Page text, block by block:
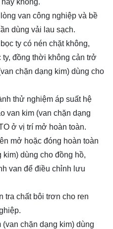
không.
van công nghiệp và bề
dùng vải lau sạch.
ty có nén chặt không,
đồng thời không cản trở
chặn dạng kim) dùng cho
thử nghiệm áp suất hệ
van kim (van chặn dạng
ở vị trí mở hoàn toàn.
mở hoặc đóng hoàn toàn
kim) dùng cho đồng hồ,
van để điều chỉnh lưu
tra chất bôi trơn cho ren
(van chặn dạng kim) dùng